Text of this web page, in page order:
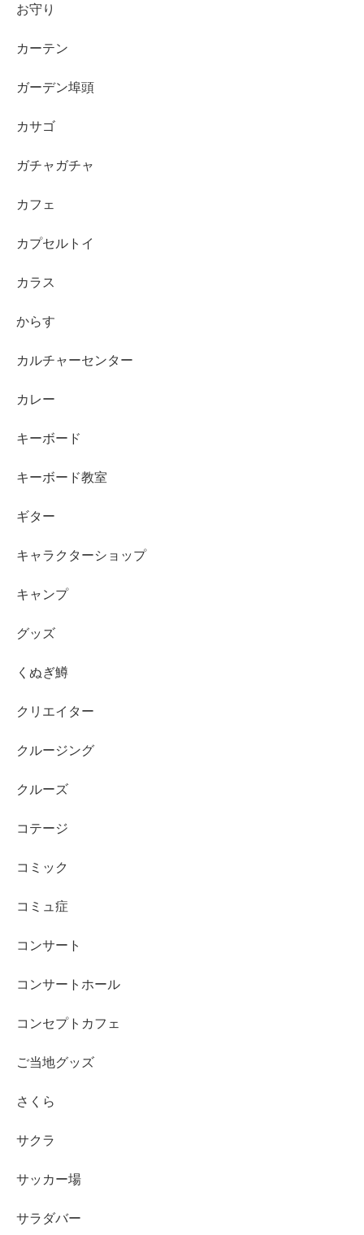
お守り
カーテン
ガーデン埠頭
カサゴ
ガチャガチャ
カフェ
カプセルトイ
カラス
からす
カルチャーセンター
カレー
キーボード
キーボード教室
ギター
キャラクターショップ
キャンプ
グッズ
くぬぎ鱒
クリエイター
クルージング
クルーズ
コテージ
コミック
コミュ症
コンサート
コンサートホール
コンセプトカフェ
ご当地グッズ
さくら
サクラ
サッカー場
サラダバー